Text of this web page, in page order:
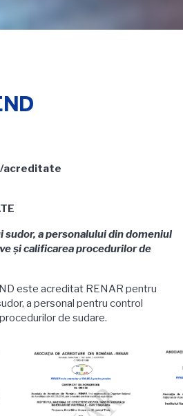
acreditate
a personalului din domeniul
şi calificarea procedurilor de
este acreditat RENAR pentru
a personal pentru control
de sudare.